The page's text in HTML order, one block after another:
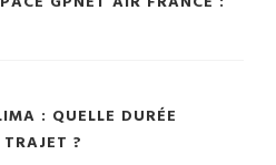
: QUELLE DURÉE
?